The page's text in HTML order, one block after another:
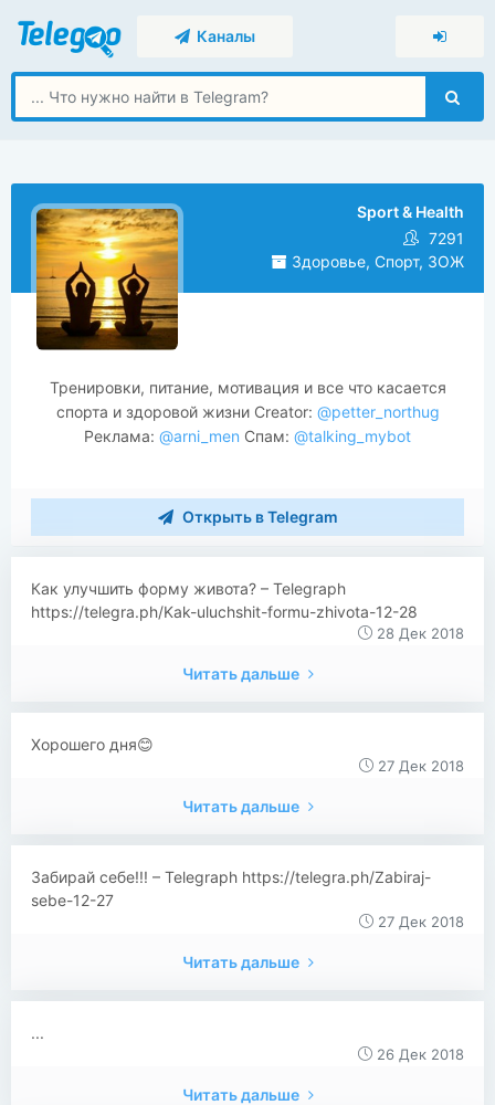
Каналы
Sport & Health
7291
Здоровье, Спорт, ЗОЖ
Тренировки, питание, мотивация и все что касается
спорта и здоровой жизни Creator: @petter_northug
Реклама: @arni_men Спам: @talking_mybot
Открыть в Telegram
Как улучшить форму живота? – Telegraph
https://telegra.ph/Kak-uluchshit-formu-zhivota-12-28
28 Дек 2018
Читать дальше
Хорошего дня😊
27 Дек 2018
Читать дальше
Забирай себе!!! – Telegraph https://telegra.ph/Zabiraj-
sebe-12-27
27 Дек 2018
Читать дальше
...
26 Дек 2018
Читать дальше